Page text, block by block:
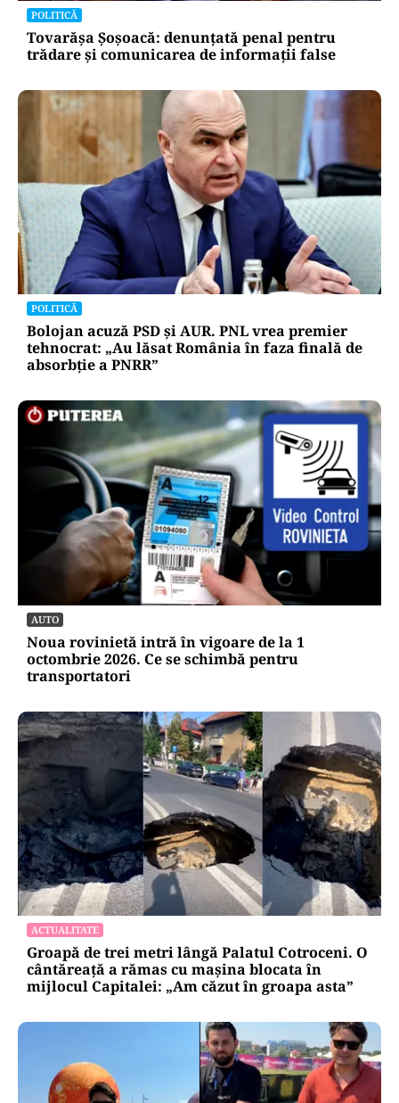
POLITICĂ
Tovarășa Șoșoacă: denunțată penal pentru
trădare și comunicarea de informații false
POLITICĂ
Bolojan acuză PSD și AUR. PNL vrea premier
tehnocrat: „Au lăsat România în faza finală de
absorbţie a PNRR”
AUTO
Noua rovinietă intră în vigoare de la 1
octombrie 2026. Ce se schimbă pentru
transportatori
ACTUALITATE
Groapă de trei metri lângă Palatul Cotroceni. O
cântăreață a rămas cu mașina blocata în
mijlocul Capitalei: „Am căzut în groapa asta”